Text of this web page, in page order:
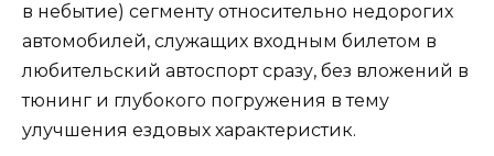
в небытие) сегменту относительно недорогих
автомобилей, служащих входным билетом в
любительский автоспорт сразу, без вложений в
тюнинг и глубокого погружения в тему
улучшения ездовых характеристик.